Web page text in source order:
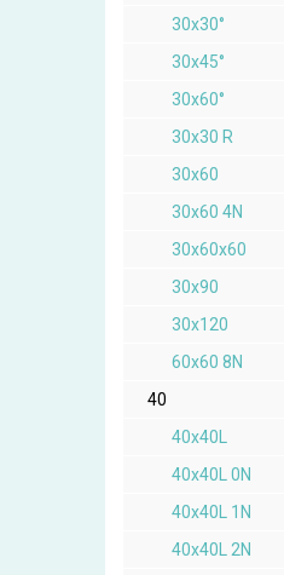
30x30°
30x45°
30x60°
30x30 R
30x60
30x60 4N
30x60x60
30x90
30x120
60x60 8N
40
40x40L
40x40L 0N
40x40L 1N
40x40L 2N